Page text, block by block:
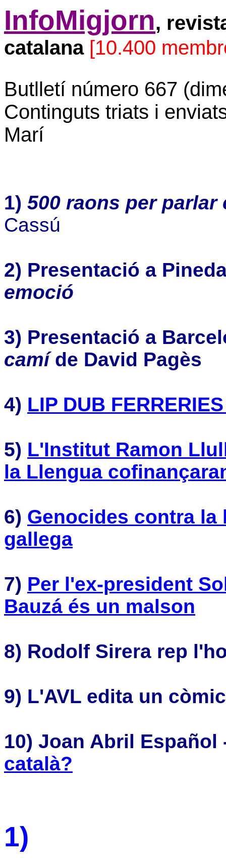
InfoMigjorn,
catalana [10.400
Butlletí número 667
Continguts triats i
Marí
1) 500 raons per parlar
Cassú
2) Presentació a
emoció
3) Presentació a
camíde David Pagès
4) LIP DUB
5) L'Institut Ramon
la Llengua
6) Genocides contra la
gallega
7) Per l'ex-president
Bauzá és un malson
8) Rodolf Sirera rep
9) L'AVL edita un
10) Joan Abril Español
català?
1)